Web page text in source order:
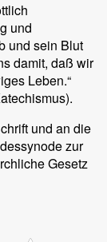
und
und sein Blut
damit, daß wir
Leben.“
und an die
zur
Gesetz